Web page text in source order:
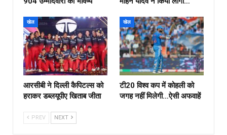
खेल
आरसीबी ने दिल्ली कैपिटल्स को
हराकर डब्लयूपीए खिताब जीता
खेल
टी20 विश्व कप में कोहली को
जगह नहीं मिलेगी…ऐसी अफवाहें
PREV NEXT